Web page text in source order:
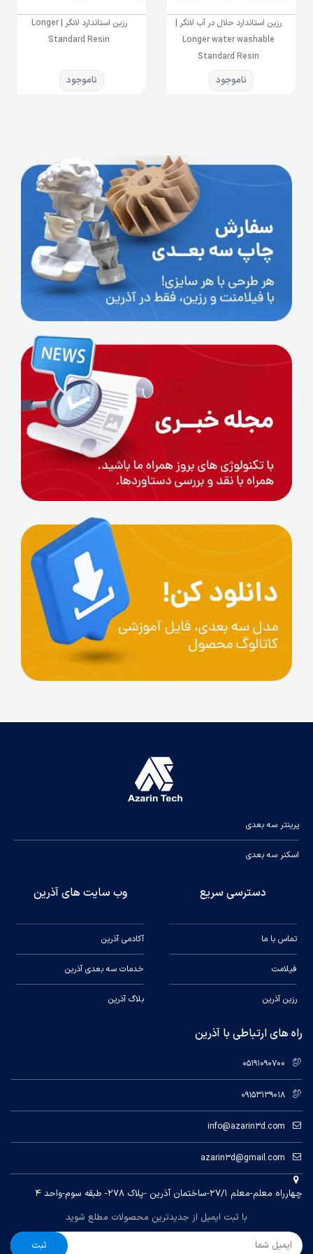
4
قطر نازل
0.4
5 سنسور فیلامنت دارد
امکان بازگشت به
چاپ
دارد
نرم افزار های
واسط
Cura, Reptier-Host
9 نوع اتصال
TF Card / USB cable
10
ابعاد دستگاه 5854663 mm
رزین استاندارد حلال در آب لانگر |
Longer water washable
Standard Resin
ناموجود
رزین استاندارد لانگر | Longer
Standard Resin
ناموجود
پرینتر سه بعدی
اسکنر سه بعدی
دسترسی سریع
تماس با ما
فیلامت
رزین آذرین
وب سایت های آذرین
آکادمی آذرین
خدمات سه بعدی آذرین
بلاگ آذرین
راه های ارتباطی با آذرین
05191090700
09153139018
info@azarin3d.com
azarin3d@gmail.com
چهارراه معلم-معلم ۲۷/۱-ساختمان آذرین -پلاک ۲۷۸- طبقه سوم-واحد ۴
با ثبت ایمیل از جدیدترین محصولات مطلع شوید
ثبت